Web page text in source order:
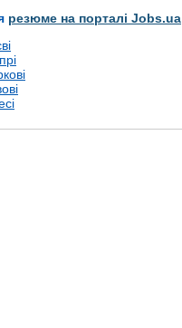
резюме на порталі Jobs.ua